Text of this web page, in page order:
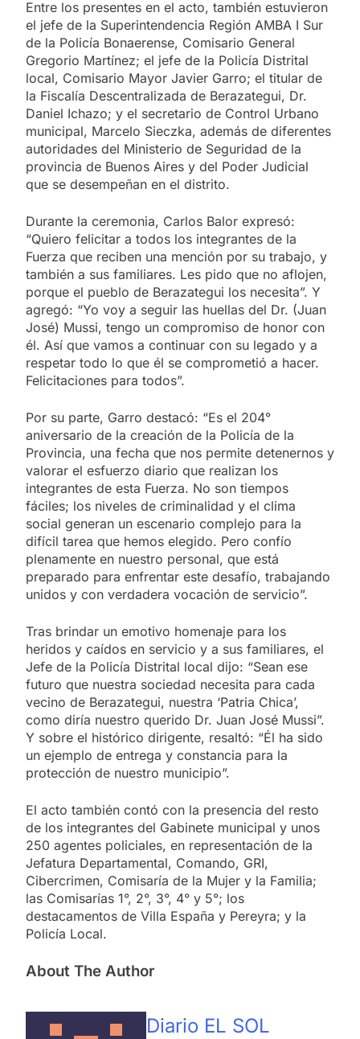
Entre los presentes en el acto, también estuvieron
el jefe de la Superintendencia Región AMBA I Sur
de la Policía Bonaerense, Comisario General
Gregorio Martínez; el jefe de la Policía Distrital
local, Comisario Mayor Javier Garro; el titular de
la Fiscalía Descentralizada de Berazategui, Dr.
Daniel Ichazo; y el secretario de Control Urbano
municipal, Marcelo Sieczka, además de diferentes
autoridades del Ministerio de Seguridad de la
provincia de Buenos Aires y del Poder Judicial
que se desempeñan en el distrito.
Durante la ceremonia, Carlos Balor expresó:
“Quiero felicitar a todos los integrantes de la
Fuerza que reciben una mención por su trabajo, y
también a sus familiares. Les pido que no aflojen,
porque el pueblo de Berazategui los necesita”. Y
agregó: “Yo voy a seguir las huellas del Dr. (Juan
José) Mussi, tengo un compromiso de honor con
él. Así que vamos a continuar con su legado y a
respetar todo lo que él se comprometió a hacer.
Felicitaciones para todos”.
Por su parte, Garro destacó: “Es el 204°
aniversario de la creación de la Policía de la
Provincia, una fecha que nos permite detenernos y
valorar el esfuerzo diario que realizan los
integrantes de esta Fuerza. No son tiempos
fáciles; los niveles de criminalidad y el clima
social generan un escenario complejo para la
difícil tarea que hemos elegido. Pero confío
plenamente en nuestro personal, que está
preparado para enfrentar este desafío, trabajando
unidos y con verdadera vocación de servicio”.
Tras brindar un emotivo homenaje para los
heridos y caídos en servicio y a sus familiares, el
Jefe de la Policía Distrital local dijo: “Sean ese
futuro que nuestra sociedad necesita para cada
vecino de Berazategui, nuestra ‘Patria Chica’,
como diría nuestro querido Dr. Juan José Mussi”.
Y sobre el histórico dirigente, resaltó: “Él ha sido
un ejemplo de entrega y constancia para la
protección de nuestro municipio”.
El acto también contó con la presencia del resto
de los integrantes del Gabinete municipal y unos
250 agentes policiales, en representación de la
Jefatura Departamental, Comando, GRI,
Cibercrimen, Comisaría de la Mujer y la Familia;
las Comisarías 1°, 2°, 3°, 4° y 5°; los
destacamentos de Villa España y Pereyra; y la
Policía Local.
About The Author
Diario EL SOL